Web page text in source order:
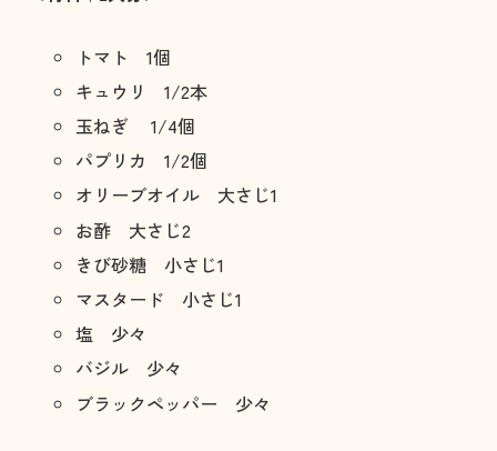
トマト 1個
キュウリ 1/2本
玉ねぎ 1/4個
パプリカ 1/2個
オリーブオイル 大さじ1
お酢 大さじ2
きび砂糖 小さじ1
マスタード 小さじ1
塩 少々
バジル 少々
ブラックペッパー 少々